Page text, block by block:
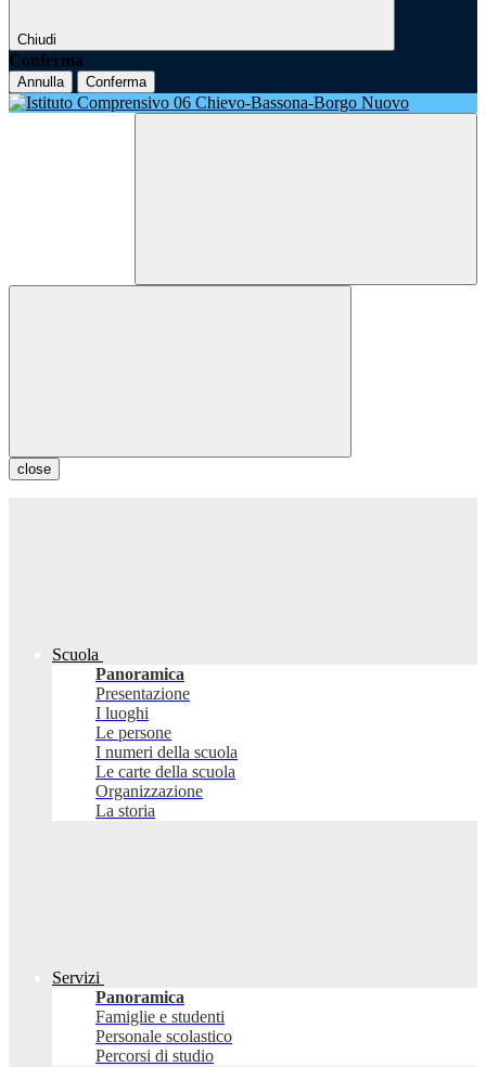
Chiudi
Conferma
Annulla Conferma
close
Scuola
Panoramica
Presentazione
I luoghi
Le persone
I numeri della scuola
Le carte della scuola
Organizzazione
La storia
Servizi
Panoramica
Famiglie e studenti
Personale scolastico
Percorsi di studio